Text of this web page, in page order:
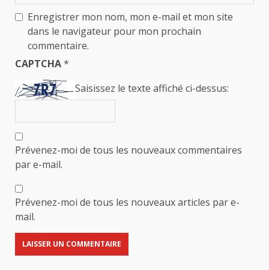
Enregistrer mon nom, mon e-mail et mon site
dans le navigateur pour mon prochain
commentaire.
CAPTCHA*
Saisissez le texte affiché ci-dessus:
Prévenez-moi de tous les nouveaux commentaires
par e-mail.
Prévenez-moi de tous les nouveaux articles par e-
mail.